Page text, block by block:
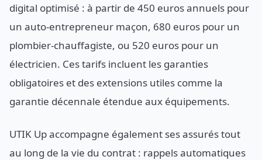
digital optimisé : à partir de 450 euros annuels pour
un auto-entrepreneur maçon, 680 euros pour un
plombier-chauffagiste, ou 520 euros pour un
électricien. Ces tarifs incluent les garanties
obligatoires et des extensions utiles comme la
garantie décennale étendue aux équipements.
UTIK Up accompagne également ses assurés tout
au long de la vie du contrat : rappels automatiques